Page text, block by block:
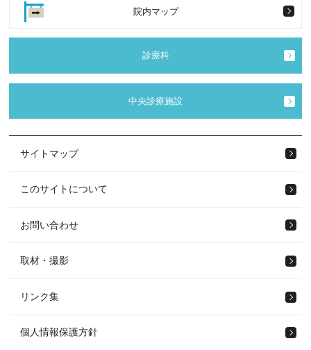
院内マップ
診療科
中央診療施設
サイトマップ
このサイトについて
お問い合わせ
取材・撮影
リンク集
個人情報保護方針